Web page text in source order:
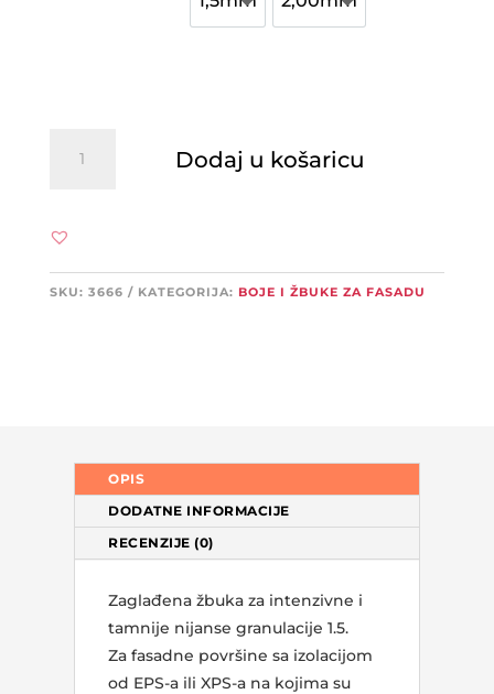
Trend
Dodaj u košaricu
SKU: 3666 KATEGORIJA: BOJE I ŽBUKE ZA FASADU
OPIS
DODATNE INFORMACIJE
RECENZIJE (0)
Zaglađena žbuka za intenzivne i
tamnije nijanse granulacije 1.5.
Za fasadne površine sa izolacijom
od EPS-a ili XPS-a na kojima su